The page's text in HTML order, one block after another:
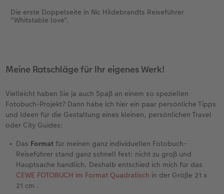
Die erste Doppelseite in Nic Hildebrandts Reiseführer
"Whitstable love".
Meine Ratschläge für Ihr eigenes Werk!
Vielleicht haben Sie ja auch Spaß an einem so speziellen
Fotobuch-Projekt? Dann habe ich hier ein paar persönliche Tipps
und Ideen für die Gestaltung eines kleinen, persönlichen Travel
oder City Guides:
Das Format für meinen ganz individuellen Fotobuch-
Reiseführer stand ganz schnell fest: nicht zu groß und
Hauptsache handlich. Deshalb entschied ich mich für das
CEWE FOTOBUCH im Format Quadratisch in der Größe 21 x
21 cm .